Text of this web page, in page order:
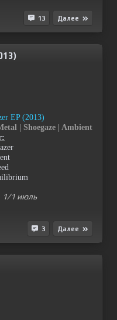
13 Далее
| Shoegaze | Ambient
1/1 июль
3 Далее